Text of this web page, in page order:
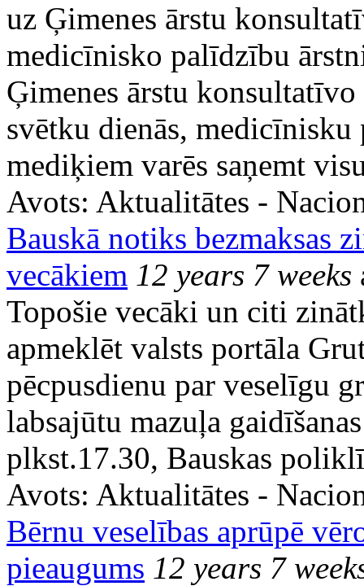
uz Ģimenes ārstu
medicīnisko palīdzību
Ģimenes ārstu
svētku dienās,
mediķiem varēs saņemt
Avots: Aktualitātes -
Bauskā notiks bezmaksas
vecākiem 12 years 7 weeks
Topošie vecāki un citi
apmeklēt valsts portāla
pēcpusdienu par veselīgu
labsajūtu mazuļa
plkst.17.30, Bauskas
Avots: Aktualitātes -
Bērnu veselības aprūpē
pieaugums 12 years 7